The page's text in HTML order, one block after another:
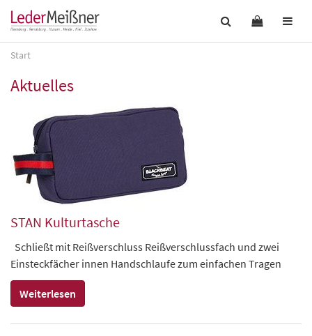
Start
Aktuelles
STAN Kulturtasche
Schließt mit Reißverschluss Reißverschlussfach und zwei
Einsteckfächer innen Handschlaufe zum einfachen Tragen
Weiterlesen